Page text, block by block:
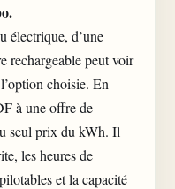
électrique, d’une
rechargeable peut voir
choisie. En
à une offre de
seul prix du kWh. Il
les heures de
et la capacité